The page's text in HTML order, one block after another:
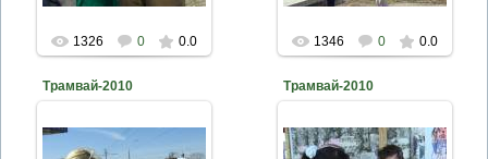
1326 0 0.0 1346 0 0.0
Трамвай-2010 Трамвай-2010